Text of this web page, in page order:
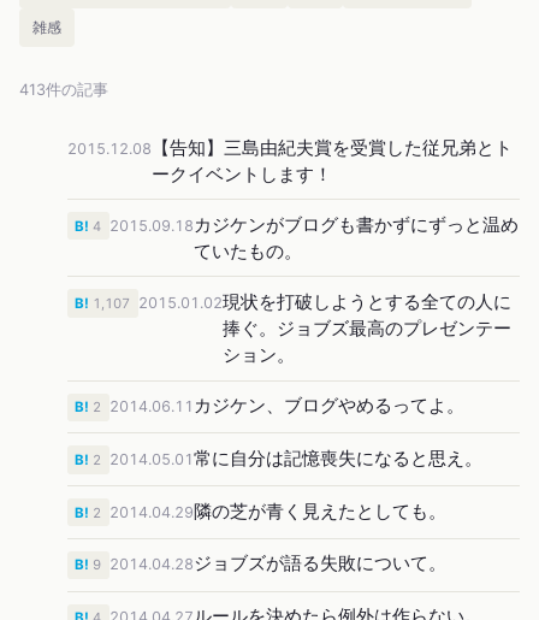
雑感
413件の記事
2015.12.08
【告知】三島由紀夫賞を受賞した従兄弟とト
ークイベントします！
2015.09.18 カジケンがブログも書かずにずっと温め
ていたもの。
B! 4
2015.01.02現状を打破しようとする全ての人に
捧ぐ。ジョブズ最高のプレゼンテー
ション。
B! 1,107
2014.06.11 カジケン、ブログやめるってよ。
B! 2
2014.05.01常に自分は記憶喪失になると思え。
B! 2
2014.04.29隣の芝が青く見えたとしても。
B! 2
2014.04.28ジョブズが語る失敗について。
B! 9